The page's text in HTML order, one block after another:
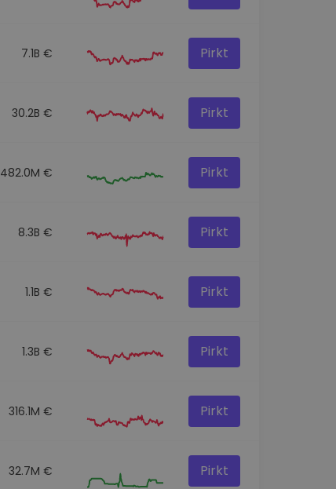
7.1B € Pirkt
30.2B € Pirkt
482.0M € Pirkt
8.3B € Pirkt
1.1B € Pirkt
1.3B € Pirkt
316.1M € Pirkt
32.7M € Pirkt